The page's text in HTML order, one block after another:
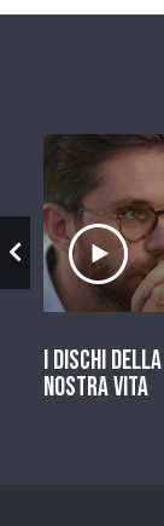
I dischi della
nostra vita